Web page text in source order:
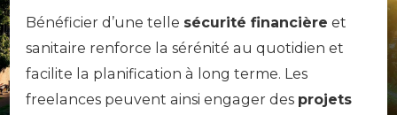
Bénéficier d’une telle sécurité financière et
sanitaire renforce la sérénité au quotidien et
facilite la planification à long terme. Les
freelances peuvent ainsi engager des projets